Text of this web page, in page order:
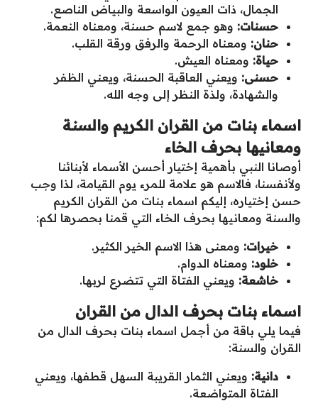
الجمال، ذات العيون الواسعة والبياض الناصع.
حسنات: وهو جمع لاسم حسنة، ومعناه النعمة.
حنان: ومعناه الرحمة والرفق ورقة القلب.
حياة: ومعناه العيش.
حسنى: ويعني العاقبة الحسنة، ويعني الظفر
والشهادة، ولذة النظر إلى وجه الله.
اسماء بنات من القران الكريم والسنة
ومعانيها بحرف الخاء
أوصانا النبي بأهمية إختيار أحسن الأسماء لأبنائنا
ولأنفسنا، فالاسم هو علامة للمرء يوم القيامة، لذا وجب
حسن إختياره، إليكم اسماء بنات من القران الكريم
والسنة ومعانيها بحرف الخاء التي قمنا بحصرها لكم:
خيرات: ومعنى هذا الاسم الخير الكثير.
خلود: ومعناه الدوام.
خاشعة: ويعني الفتاة التي تتضرع لربها.
اسماء بنات بحرف الدال من القران
فيما يلي باقة من أجمل اسماء بنات بحرف الدال من
القران والسنة:
دانية: ويعني الثمار القريبة السهل قطفها، ويعني
الفتاة المتواضعة.